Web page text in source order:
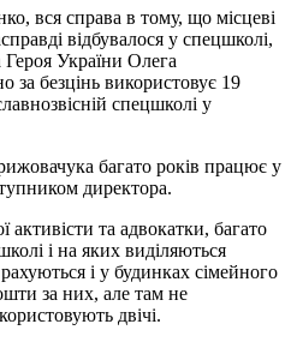
вся справа в тому, що місцеві
відбувалося у спецшколі,
Героя України Олега
безцінь використовує 19
спецшколі у
багато років працює у
директора.
активісти та адвокатки, багато
і на яких виділяються
і у будинках сімейного
за них, але там не
двічі.